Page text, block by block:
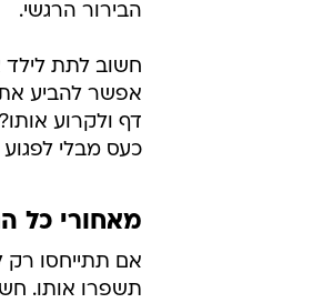
הבירור הרגשי.
חשוב לתת לילד
אפשר להביע
דף ולקרוע
כעס מבלי
מאחורי כל
אם תתייחסו רק
תשפרו אותו.